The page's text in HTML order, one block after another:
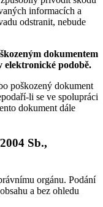
informacích a
odstranit, nebude
dokumentem
elektronické podobě.
poškozený dokument
li se ve spolupráci
dokument dále
Sb.,
orgánu. Podání
a bez ohledu